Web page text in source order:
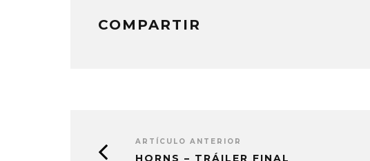
COMPARTIR
ARTÍCULO ANTERIOR
HORNS – TRÁILER FINAL